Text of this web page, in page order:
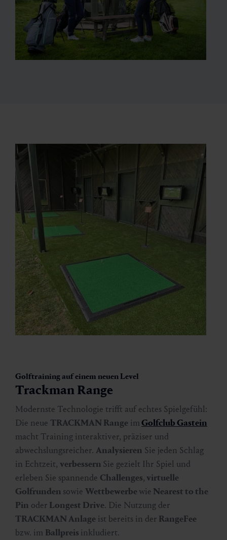
Golftraining auf einem neuen Level
Trackman Range
Modernste Technologie trifft auf echtes Spielgefühl:
Die neue TRACKMAN Range imGolfclub Gastein
macht Training interaktiver, präziser und
abwechslungsreicher. Analysieren Sie jeden Schlag
in Echtzeit, verbessern Sie gezielt Ihr Spiel und
erleben Sie spannende Challenges,virtuelle
Golfrunden sowie Wettbewerbewie Nearest to the
Pin oder Longest Drive. Die Nutzung der
TRACKMAN Anlage ist bereits in der RangeFee
bzw. im Ballpreis inkludiert.